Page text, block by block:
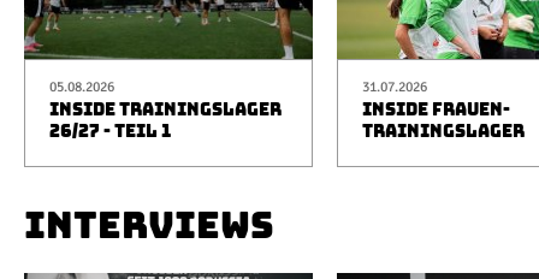
05.08.2026
INSIDE TRAININGSLAGER
26/27 - TEIL 1
31.07.2026
INSIDE FRAUEN-
TRAININGSLAGER
INTERVIEWS